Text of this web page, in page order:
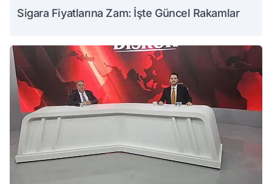
Sigara Fiyatlarına Zam: İşte Güncel Rakamlar